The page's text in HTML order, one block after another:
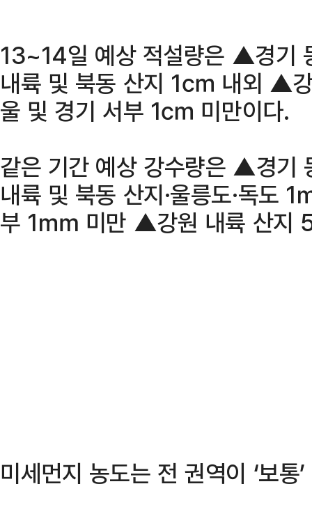
13~14일 예상 적설량은 ▲경기
내륙 및 북동 산지 1㎝ 내외 ▲
울 및 경기 서부 1㎝ 미만이다.
같은 기간 예상 강수량은 ▲경기
내륙 및 북동 산지·울릉도·독도
부 1㎜ 미만 ▲강원 내륙 산지
미세먼지 농도는 전 권역이 ‘보통